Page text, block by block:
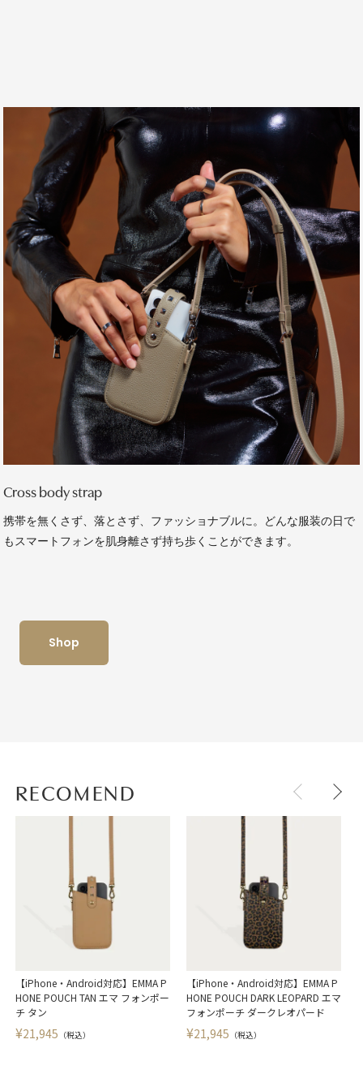
Cross body strap
携帯を無くさず、落とさず、ファッショナブルに。どんな服装の日で
もスマートフォンを肌身離さず持ち歩くことができます。
Shop
RECOMEND
【iPhone・Android対応】EMMA P
HONE POUCH TAN エマ フォンポー
チ タン
¥21,945 （税込）
【iPhone・Android対応】EMMA P
HONE POUCH DARK LEOPARD エマ
フォンポーチ ダークレオパード
¥21,945 （税込）